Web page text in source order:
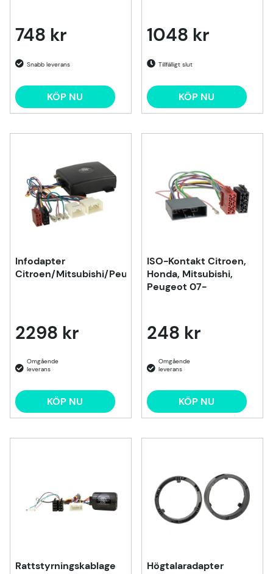
748 kr
KÖP NU
1048 kr
Tillfälligt slut
KÖP NU
Infodapter
Citroen/Mitsubishi/Peugeot
2298 kr
KÖP NU
ISO-Kontakt Citroen,
Honda, Mitsubishi,
Peugeot 07-
248 kr
KÖP NU
Rattstyrningskablage
Högtalaradapter